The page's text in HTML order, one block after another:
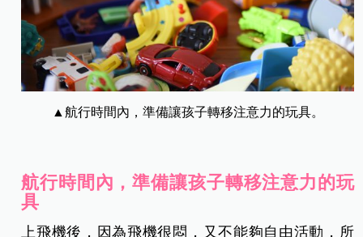
▲航行時間內，準備讓孩子轉移注意力的玩具。
航行時間內，準備讓孩子轉移注意力的玩
具
上飛機後，因為飛機很悶，又不能夠自由活動，所